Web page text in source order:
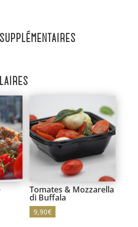
Tomates & Mozzarella
di Buffala
9,90€